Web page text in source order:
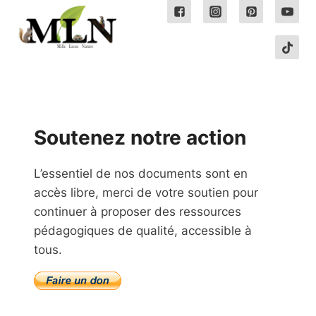
Soutenez notre action
L’essentiel de nos documents sont en
accès libre, merci de votre soutien pour
continuer à proposer des ressources
pédagogiques de qualité, accessible à
tous.